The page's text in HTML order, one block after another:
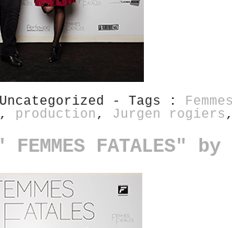
- Tags :
, production , Jurgen rogiers
FATALES"